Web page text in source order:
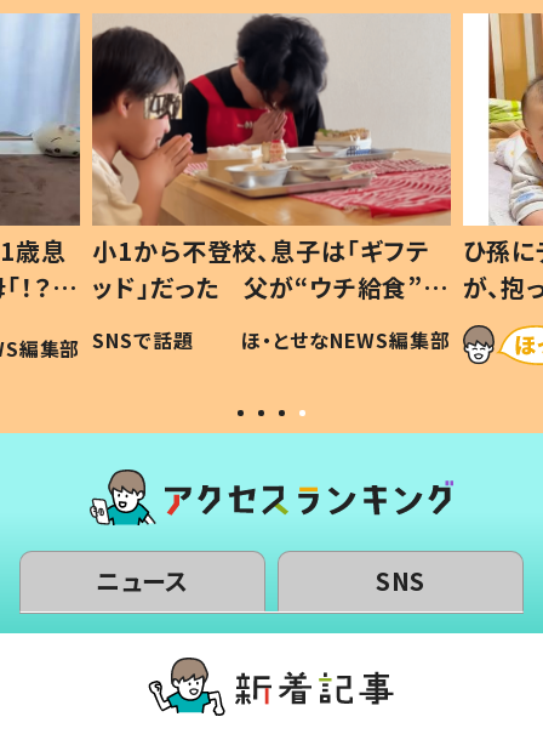
歳息
？」
編集部
小1から不登校、息子は「ギフテ
ッド」だった 父が“ウチ給食”を
作り続ける理由とは #令和の親
#令和の子
SNSで話題 ほ・とせなNEWS編集部
ひ孫
が、
「涙が
い」
ニュース SNS